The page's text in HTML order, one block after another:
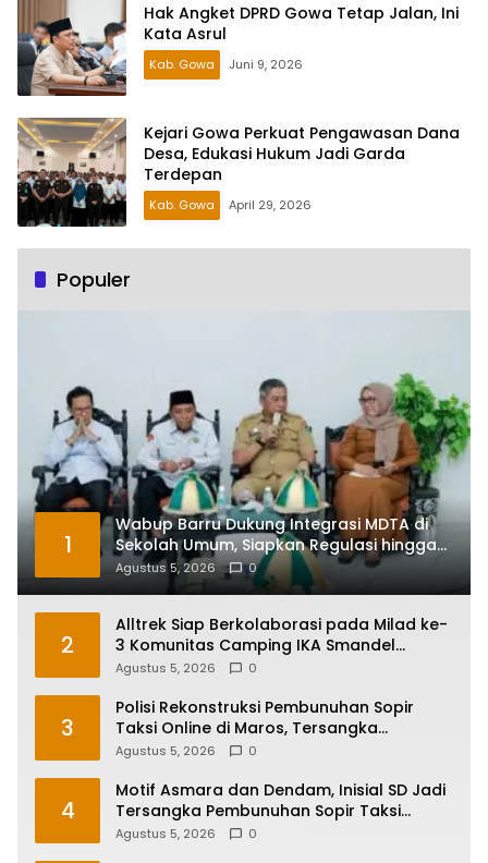
Hak Angket DPRD Gowa Tetap Jalan, Ini
Kata Asrul
Kab. Gowa Juni 9, 2026
Kejari Gowa Perkuat Pengawasan Dana
Desa, Edukasi Hukum Jadi Garda
Terdepan
Kab. Gowa April 29, 2026
Populer
1
Wabup Barru Dukung Integrasi MDTA di
Sekolah Umum, Siapkan Regulasi hingga
Tim Khusus
Agustus 5, 2026 0
2
Alltrek Siap Berkolaborasi pada Milad ke-
3 Komunitas Camping IKA Smandel
Makassar di Malino
Agustus 5, 2026 0
3
Polisi Rekonstruksi Pembunuhan Sopir
Taksi Online di Maros, Tersangka
Peragakan 24 Adegan
Agustus 5, 2026 0
4
Motif Asmara dan Dendam, Inisial SD Jadi
Tersangka Pembunuhan Sopir Taksi
Online di Maros
Agustus 5, 2026 0